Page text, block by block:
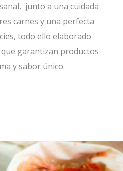
junto a una cuidada
carnes y una perfecta
todo ello elaborado
garantizan productos
y sabor único.